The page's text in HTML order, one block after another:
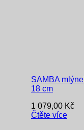
SAMBA
18 cm
1 079,00 Kč
Čtěte více